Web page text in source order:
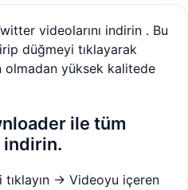
videolarını indirin . Bu
düğmeyi tıklayarak
olmadan yüksek kalitede
ile tüm
indirin.
-> Videoyu içeren